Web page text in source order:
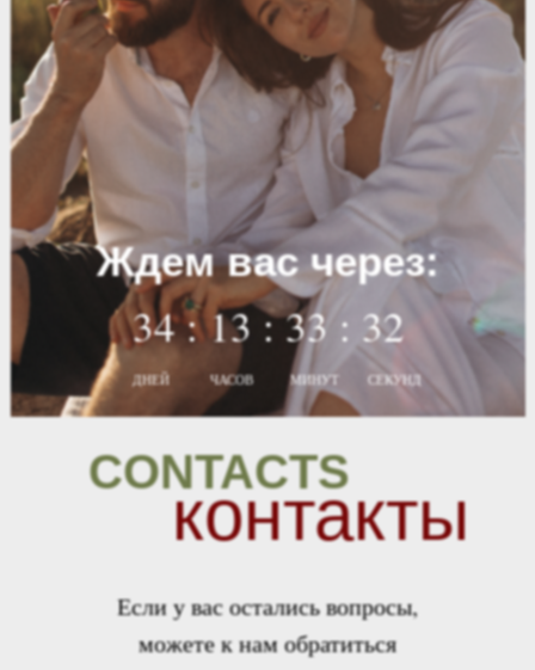
МИНУТ
ЧАСОВ
ДНЕЙ
Ждем вас через:
34 : 13 : 33 : 31
СЕКУНД
CONTACTS
контакты
Если у вас остались вопросы,
можете к нам обратиться